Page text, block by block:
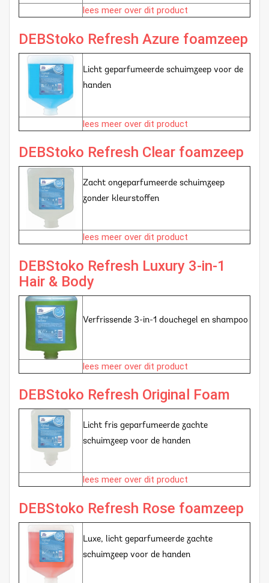
lees meer over dit product
DEBStoko Refresh Azure foamzeep
Licht geparfumeerde schuimzeep voor de
handen
lees meer over dit product
DEBStoko Refresh Clear foamzeep
Zacht ongeparfumeerde schuimzeep
zonder kleurstoffen
lees meer over dit product
DEBStoko Refresh Luxury 3-in-1
Hair & Body
Verfrissende 3-in-1 douchegel en shampoo
lees meer over dit product
DEBStoko Refresh Original Foam
Licht fris geparfumeerde zachte
schuimzeep voor de handen
lees meer over dit product
DEBStoko Refresh Rose foamzeep
Luxe, licht geparfumeerde zachte
schuimzeep voor de handen